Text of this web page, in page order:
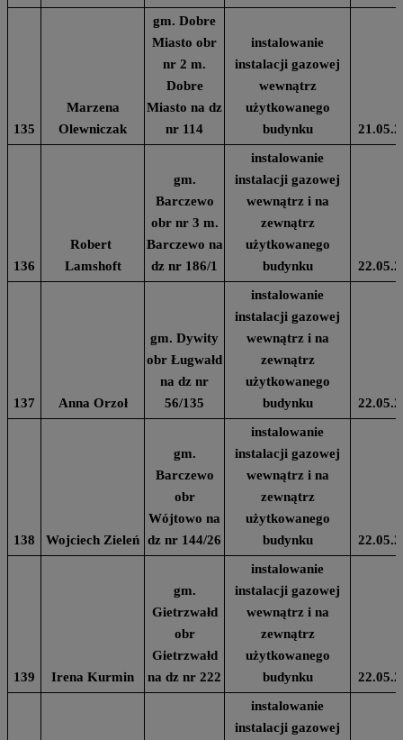
135
Marzena
Olewniczak
gm. Dobre
Miasto obr
nr 2 m.
Dobre
Miasto na dz
nr 114
instalowanie
instalacji gazowej
wewnątrz
użytkowanego
budynku
136
Robert
Lamshoft
gm.
Barczewo
obr nr 3 m.
Barczewo na
dz nr 186/1
instalowanie
instalacji gazowej
wewnątrz i na
zewnątrz
użytkowanego
budynku
137 Anna Orzoł
gm. Dywity
obr Ługwałd
na dz nr
56/135
instalowanie
instalacji gazowej
wewnątrz i na
zewnątrz
użytkowanego
budynku
138 Wojciech Zieleń
gm.
Barczewo
obr
Wójtowo na
dz nr 144/26
instalowanie
instalacji gazowej
wewnątrz i na
zewnątrz
użytkowanego
budynku
139 Irena Kurmin
gm.
Gietrzwałd
obr
Gietrzwałd
na dz nr 222
instalowanie
instalacji gazowej
wewnątrz i na
zewnątrz
użytkowanego
budynku
instalowanie
instalacji gazowej